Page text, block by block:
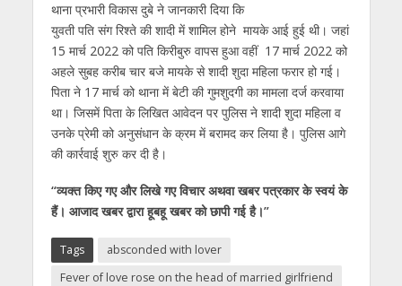
थाना प्रभारी विकास दुबे ने जानकारी दिया कि
युवती पति संग रिश्ते की शादी में शामिल होने मायके आई हुई थी। जहां
15 मार्च 2022 को पति किरीबुरु वापस हुआ वहीं 17 मार्च 2022 को
अहले सुबह करीब चार बजे मायके से शादी शुदा महिला फरार हो गई।
पिता ने 17 मार्च को थाना में बेटी की गुमशुदगी का मामला दर्ज करवाया
था। जिसमें पिता के लिखित आवेदन पर पुलिस ने शादी शुदा महिला व
उनके प्रेमी को अनुसंधान के क्रम में बरामद कर लिया है। पुलिस आगे
की कार्रवाई शुरु कर दी है।
“व्यक्त किए गए और लिखे गए विचार अथवा खबर पत्रकार के स्वयं के
हैं। आजाद खबर द्वारा हूबहू खबर को छापी गई है।”
Tags
absconded with lover
Fever of love rose on the head of married girlfriend